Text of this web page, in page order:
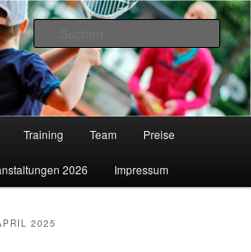
Training Team Preise
2026 Impressum
2025